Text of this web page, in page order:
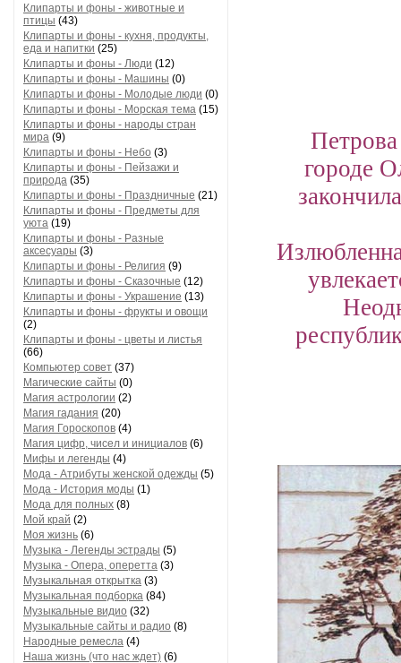
Клипарты и фоны - животные и
птицы (43)
Клипарты и фоны - кухня, продукты,
еда и напитки (25)
Клипарты и фоны - Люди (12)
Клипарты и фоны - Машины (0)
Клипарты и фоны - Молодые люди (0)
Клипарты и фоны - Морская тема (15)
Клипарты и фоны - народы стран
мира (9)
Клипарты и фоны - Небо (3)
Клипарты и фоны - Пейзажи и
природа (35)
Клипарты и фоны - Праздничные (21)
Клипарты и фоны - Предметы для
уюта (19)
Клипарты и фоны - Разные
аксесуары (3)
Клипарты и фоны - Религия (9)
Клипарты и фоны - Сказочные (12)
Клипарты и фоны - Украшение (13)
Клипарты и фоны - фрукты и овощи
(2)
Клипарты и фоны - цветы и листья
(66)
Компьютер совет (37)
Магические сайты (0)
Магия астрологии (2)
Магия гадания (20)
Магия Гороскопов (4)
Магия цифр, чисел и инициалов (6)
Мифы и легенды (4)
Мода - Атрибуты женской одежды (5)
Мода - История моды (1)
Мода для полных (8)
Мой край (2)
Моя жизнь (6)
Музыка - Легенды эстрады (5)
Музыка - Опера, оперетта (3)
Музыкальная открытка (3)
Музыкальная подборка (84)
Музыкальные видио (32)
Музыкальные сайты и радио (8)
Народные ремесла (4)
Наша жизнь (что нас ждет) (6)
городе